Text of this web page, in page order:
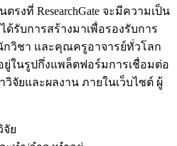
ตรงที่ ResearchGate จะมีความเป็น
รับการสร้างมาเพื่อรองรับการ
กวิชา และคุณครูอาจารย์ทั่วโลก
ในรูปกึ่งแพล็ตฟอร์มการเชื่อมต่อ
จัยและผลงาน ภายในเว็บไซต์ ผู้
จัย